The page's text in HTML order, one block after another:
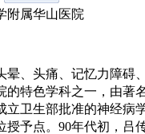
附属华山医院
晕、头痛、记忆力障碍
的特色学科之一，由著
立卫生部批准的神经病
授予点。90年代初，吕